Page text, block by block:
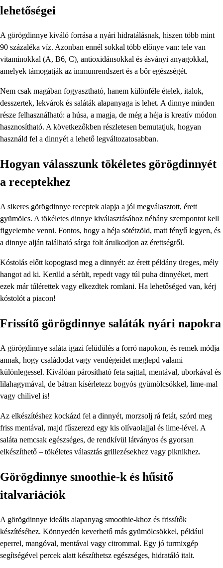
lehetőségei
A görögdinnye kiváló forrása a nyári hidratálásnak, hiszen több mint
90 százaléka víz. Azonban ennél sokkal több előnye van: tele van
vitaminokkal (A, B6, C), antioxidánsokkal és ásványi anyagokkal,
amelyek támogatják az immunrendszert és a bőr egészségét.
Nem csak magában fogyasztható, hanem különféle ételek, italok,
desszertek, lekvárok és saláták alapanyaga is lehet. A dinnye minden
része felhasználható: a húsa, a magja, de még a héja is kreatív módon
hasznosítható. A következőkben részletesen bemutatjuk, hogyan
használd fel a dinnyét a lehető legváltozatosabban.
Hogyan válasszunk tökéletes görögdinnyét
a receptekhez
A sikeres görögdinnye receptek alapja a jól megválasztott, érett
gyümölcs. A tökéletes dinnye kiválasztásához néhány szempontot kell
figyelembe venni. Fontos, hogy a héja sötétzöld, matt fényű legyen, és
a dinnye alján található sárga folt árulkodjon az érettségről.
Kóstolás előtt kopogtasd meg a dinnyét: az érett példány üreges, mély
hangot ad ki. Kerüld a sérült, repedt vagy túl puha dinnyéket, mert
ezek már túlérettek vagy elkezdtek romlani. Ha lehetőséged van, kérj
kóstolót a piacon!
Frissítő görögdinnye saláták nyári napokra
A görögdinnye saláta igazi felüdülés a forró napokon, és remek módja
annak, hogy családodat vagy vendégeidet meglepd valami
különlegessel. Kiválóan párosítható feta sajttal, mentával, uborkával és
lilahagymával, de bátran kísérletezz bogyós gyümölcsökkel, lime-mal
vagy chilivel is!
Az elkészítéshez kockázd fel a dinnyét, morzsolj rá fetát, szórd meg
friss mentával, majd fűszerezd egy kis olívaolajjal és lime-lével. A
saláta nemcsak egészséges, de rendkívül látványos és gyorsan
elkészíthető – tökéletes választás grillezésekhez vagy piknikhez.
Görögdinnye smoothie-k és hűsítő
italvariációk
A görögdinnye ideális alapanyag smoothie-khoz és frissítők
készítéséhez. Könnyedén keverhető más gyümölcsökkel, például
eperrel, mangóval, mentával vagy citrommal. Egy jó turmixgép
segítségével percek alatt készíthetsz egészséges, hidratáló italt.